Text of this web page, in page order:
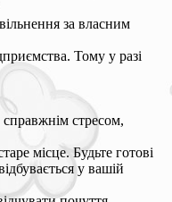
за власним
Тому у разі
стресом,
місце. Будьте готові
у вашій